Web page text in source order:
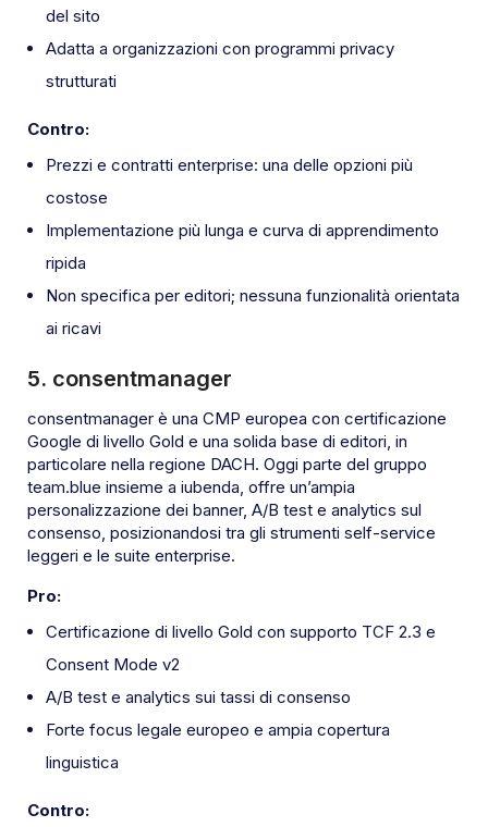
del sito
Adatta a organizzazioni con programmi privacy
strutturati
Contro:
Prezzi e contratti enterprise: una delle opzioni più
costose
Implementazione più lunga e curva di apprendimento
ripida
Non specifica per editori; nessuna funzionalità orientata
ai ricavi
5. consentmanager
consentmanager è una CMP europea con certificazione
Google di livello Gold e una solida base di editori, in
particolare nella regione DACH. Oggi parte del gruppo
team.blue insieme a iubenda, offre un’ampia
personalizzazione dei banner, A/B test e analytics sul
consenso, posizionandosi tra gli strumenti self-service
leggeri e le suite enterprise.
Pro:
Certificazione di livello Gold con supporto TCF 2.3 e
Consent Mode v2
A/B test e analytics sui tassi di consenso
Forte focus legale europeo e ampia copertura
linguistica
Contro: